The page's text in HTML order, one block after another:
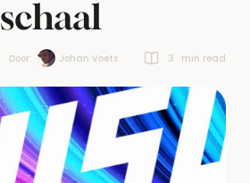
schaal
Door: Johan Voets 3 min read